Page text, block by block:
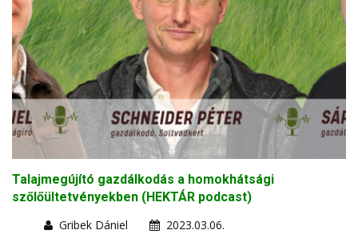
Talajmegújító gazdálkodás a homokhátsági
szőlőültetvényekben (HEKTÁR podcast)
Gribek Dániel
2023.03.06.